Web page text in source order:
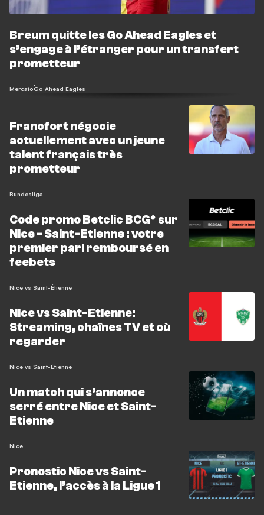
Breum quitte les Go Ahead Eagles et
s’engage à l’étranger pour un transfert
prometteur
MercatoGo Ahead Eagles
Francfort négocie
actuellement avec un jeune
talent français très
prometteur
Bundesliga
Code promo Betclic BCG* sur
Nice - Saint-Etienne : votre
premier pari remboursé en
feebets
Nice vs Saint-Étienne
Nice vs Saint-Etienne:
Streaming, chaînes TV et où
regarder
Nice vs Saint-Étienne
Un match qui s’annonce
serré entre Nice et Saint-
Etienne
Nice
Pronostic Nice vs Saint-
Etienne, l’accès à la Ligue 1